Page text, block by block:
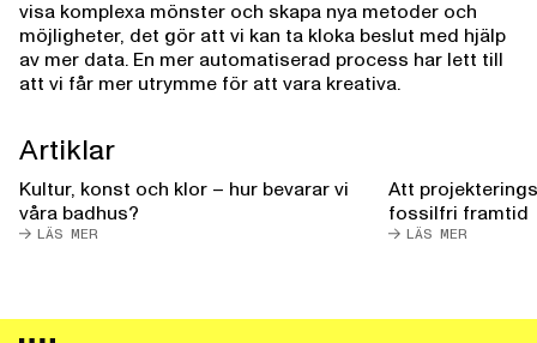
visa komplexa mönster och skapa nya metoder och
möjligheter, det gör att vi kan ta kloka beslut med hjälp
av mer data. En mer automatiserad process har lett till
att vi får mer utrymme för att vara kreativa.
Artiklar
LÄS MER
Kultur, konst och klor – hur bevarar vi
våra badhus?
LÄS MER
Att
fossilfri framtid